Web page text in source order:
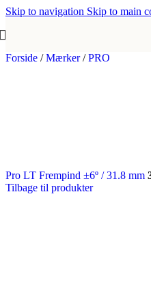
Skip to navigation Skip to main
Forside / Mærker/ PRO
Pro LT Frempind ±6º / 31.8 mm
Tilbage til produkter